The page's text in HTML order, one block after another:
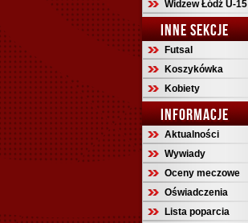
Widzew Łódź U-15
INNE SEKCJE
Futsal
Koszykówka
Kobiety
INFORMACJE
Aktualności
Wywiady
Oceny meczowe
Oświadczenia
Lista poparcia